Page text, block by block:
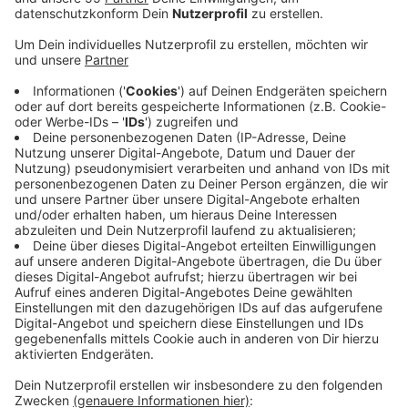
Veröffentlicht:Donnerstag, 06.06.2019 06:12
Anzeige
Im Februar hatte ein noch unbekannter Mann die
Sparkasse am Froweinplatz in Velbert-Langenberg mit
einer Pistole bewaffnet überfallen und war dann mit
mehreren hundert Euro entkommen. Dabei muss er
eine große Strecke durch Langenberg gelaufen sein
und wurde möglicherweise erkannt, heißt es von der
Polizei. Direkt nach dem Banküberfall wurde der Mann
unter anderem mit Hilfe eines Hubschraubers gesucht.
Erfolglos. Auch konnten bisherige Zeugenhinweise die
Ermittler nicht auf die Spur des Räubers bringen. Die
Polizei hatBilder aus der Überwachungskamera